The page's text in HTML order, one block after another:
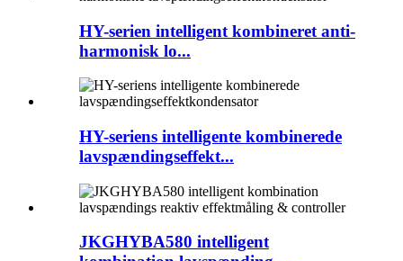
HY-serien intelligent kombineret anti-
harmonisk lo...
HY-seriens intelligente kombinerede
lavspændingseffekt...
JKGHYBA580 intelligent